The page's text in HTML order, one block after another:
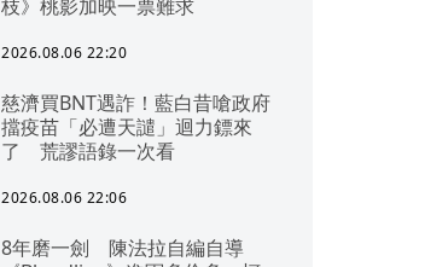
枝》桃影加映一票難求
2026.08.06 22:20
慈濟買BNT遇詐！藍白昔嗆政府
擋疫苗「必遭天譴」迴力鏢來
了 荒謬語錄一次看
2026.08.06 22:06
8年磨一劍 陳法拉自編自導